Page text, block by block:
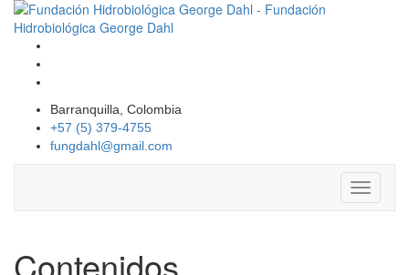
Barranquilla, Colombia
+57 (5) 379-4755
fungdahl@gmail.com
Toggle
Contenidos